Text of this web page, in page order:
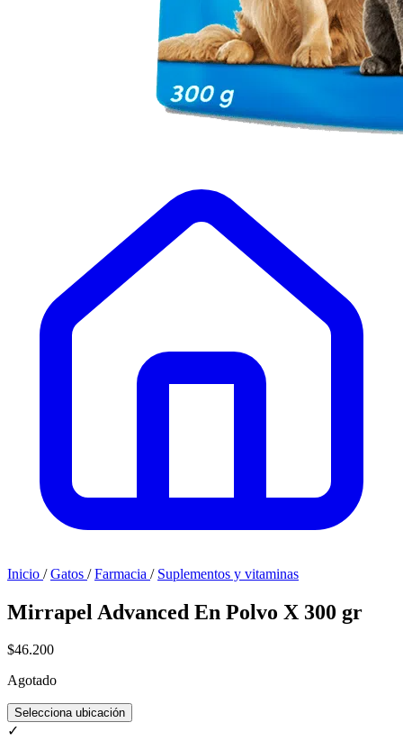
Inicio / Gatos / Farmacia / Suplementos y vitaminas
Mirrapel Advanced En Polvo X 300 gr
$46.200
Agotado
Selecciona ubicación
✓